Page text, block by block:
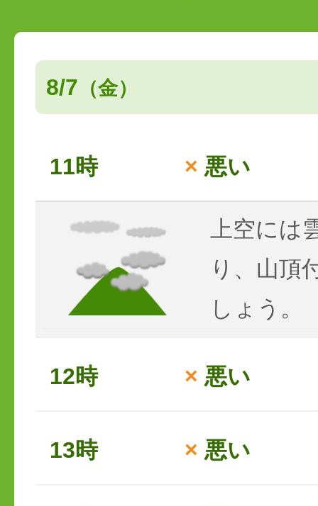
8/7 （金）
11時 × 悪い
上空には
り、山頂
しょう。
12時 × 悪い
13時 × 悪い